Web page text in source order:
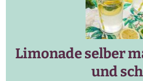
Limonade selber
und